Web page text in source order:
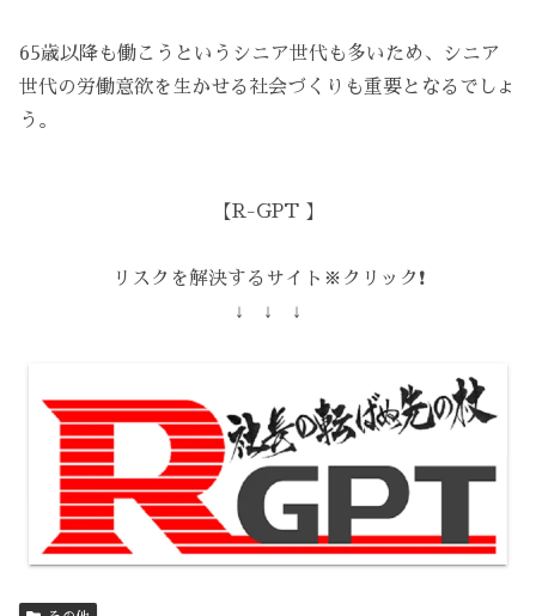
65歳以降も働こうというシニア世代も多いため、シニア
世代の労働意欲を生かせる社会づくりも重要となるでしょ
う。
【R-GPT 】
リスクを解決するサイト※クリック❗️
↓ ↓ ↓